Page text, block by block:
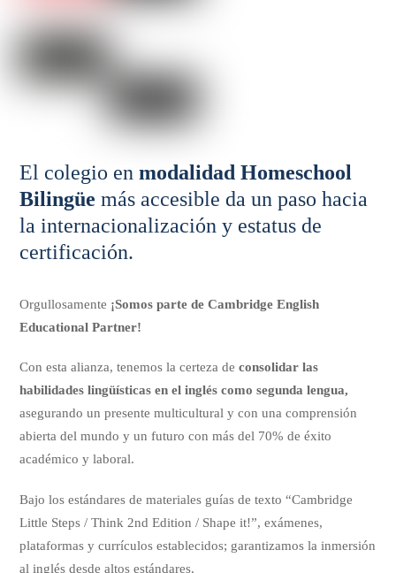
El colegio enmodalidad Homeschool
Bilingüe más accesible da un paso hacia
la internacionalización y estatus de
certificación.
Orgullosamente ¡Somos parte de Cambridge English
Educational Partner!
Con esta alianza, tenemos la certeza deconsolidar las
habilidades lingüísticas en el inglés como segunda lengua,
asegurando un presente multicultural y con una comprensión
abierta del mundo y un futuro con más del 70% de éxito
académico y laboral.
Bajo los estándares de materiales guías de texto “Cambridge
Little Steps / Think 2nd Edition / Shape it!”, exámenes,
plataformas y currículos establecidos; garantizamos la inmersión
al inglés desde altos estándares.